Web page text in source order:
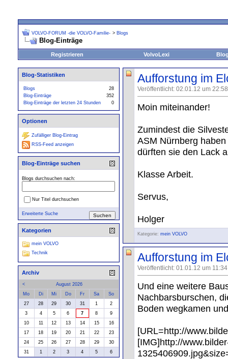
VOLVO-FORUM -die VOLVO-Familie- > Blogs
Blog-Einträge
Registrieren VolvoLexi
Aufforstung im
Veröffentlicht: 02.01.12 um
Moin miteinander!
Zumindest die
ASM Nürnberg
dürften sie den Lack
Klasse Arbeit.
Servus,
Holger
Kategorie: mein VOLVO
Aufforstung im
Veröffentlicht: 01.01.12 um
Und eine weitere
Nachbarsburschen,
Boden wegkamen
[URL=http://
[IMG]http://
Blog-Statistiken
Blogs
28
Blog-Einträge
352
Blog-Einträge der letzten 24 Stunden
0
Optionen
Zufälliger Blog-Eintrag
RSS-Feed anzeigen
Blog-Einträge suchen
Blogs durchsuchen nach:
Nur Titel durchsuchen
Erweiterte Suche
Kategorien
mein VOLVO
Technik
Archiv
<
August 2026
Mo
Di Mi Do Fr Sa
So
27
28 29 30 31 1
2
3
4 5 6 7 8
9
10
11 12 13 14 15
16
17
18 19 20 21 22
23
24
25 26 27 28 29
30
31
1 2 3 4 5 6